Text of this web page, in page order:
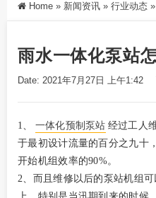
Home » 新闻资讯 » 行业动态 »
雨水一体化泵站
Date: 2021年7月27日 上午1:42
1、 一体化预制泵站 经过工人
于最初设计流量的百分之九十
开始机组效率的90%。
2、而且维修以后的泵站机组